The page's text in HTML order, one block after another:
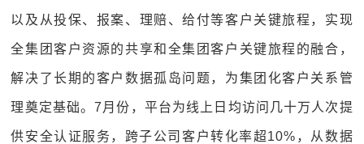
以及从投保、报案、理赔、给付等客户关键旅程，实现
全集团客户资源的共享和全集团客户关键旅程的融合，
解决了长期的客户数据孤岛问题，为集团化客户关系管
理奠定基础。7月份，平台为线上日均访问几十万人次提
供安全认证服务，跨子公司客户转化率超10%，从数据